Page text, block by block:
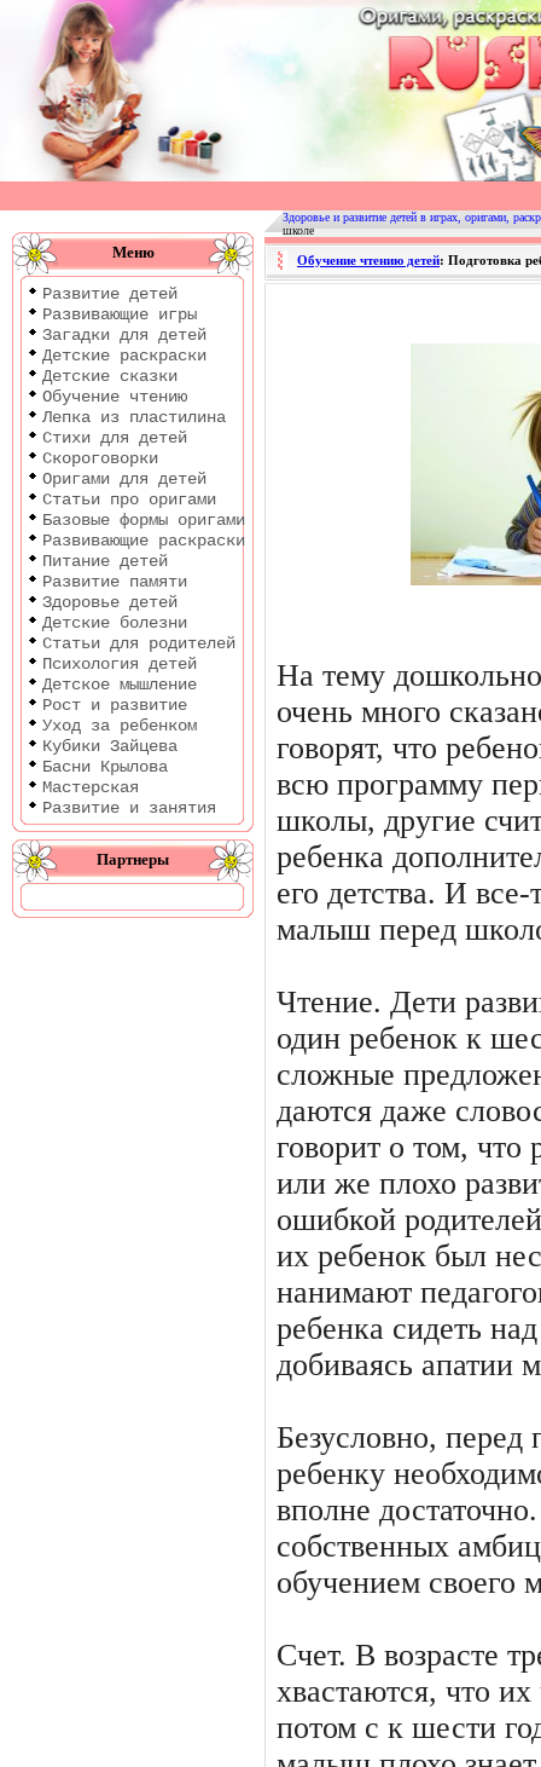
Оригами
|
Раскраски
Развитие
детей
Меню
Развитие детей
Развивающие игры
Загадки для детей
Детские раскраски
Детские сказки
Обучение чтению
Лепка из пластилина
Стихи для детей
Скороговорки
Оригами для детей
Статьи про оригами
Базовые формы оригами
Развивающие раскраски
Питание детей
Развитие памяти
Здоровье детей
Детские болезни
Статьи для родителей
Психология детей
Детское мышление
Рост и развитие
Уход за ребенком
Кубики Зайцева
Басни Крылова
Мастерская
Развитие и занятия
Партнеры
Здоровье и развитие детей в играх, оригами,
школе
Обучение чтению детей: Подготовка
На тему
очень много
говорят, что
всю программу
школы, другие
ребенка
его детства. И
малыш перед
Чтение. Дети
один ребенок к
сложные
даются даже
говорит о том, что
или же плохо
ошибкой
их ребенок был
нанимают
ребенка сидеть
добиваясь апатии
Безусловно,
ребенку
вполне
собственных
обучением своего
Счет. В возрасте
хвастаются, что
потом с к шести